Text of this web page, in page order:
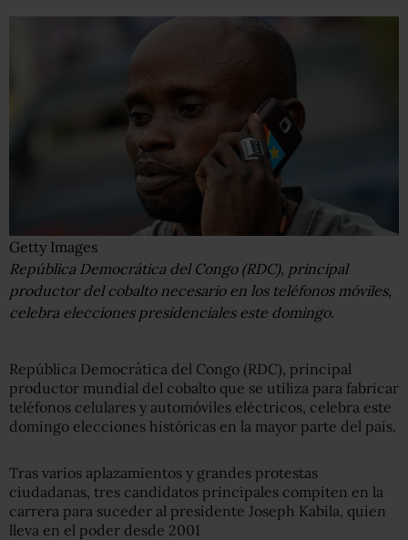
Getty Images
República Democrática del Congo (RDC), principal
productor del cobalto necesario en los teléfonos móviles,
celebra elecciones presidenciales este domingo.
República Democrática del Congo (RDC), principal
productor mundial del cobalto que se utiliza para fabricar
teléfonos celulares y automóviles eléctricos, celebra este
domingo elecciones históricas en la mayor parte del país.
Tras varios aplazamientos y grandes protestas
ciudadanas, tres candidatos principales compiten en la
carrera para suceder al presidente Joseph Kabila, quien
lleva en el poder desde 2001